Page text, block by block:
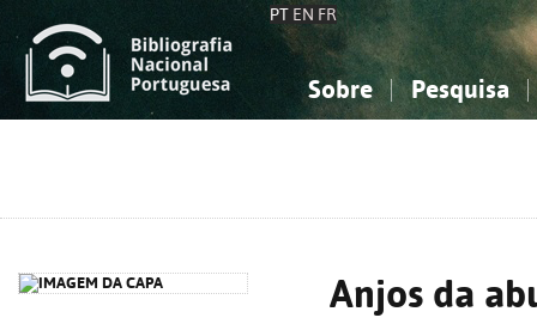
PT EN FR
Sobre Pesquisa
Anjos da